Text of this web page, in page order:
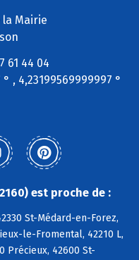
la Mairie
61 44 04
° , 4,23199569999997 °
est proche de :
St-Médard-en-Forez,
le-Fromental, 42210 L,
Précieux, 42600 St-